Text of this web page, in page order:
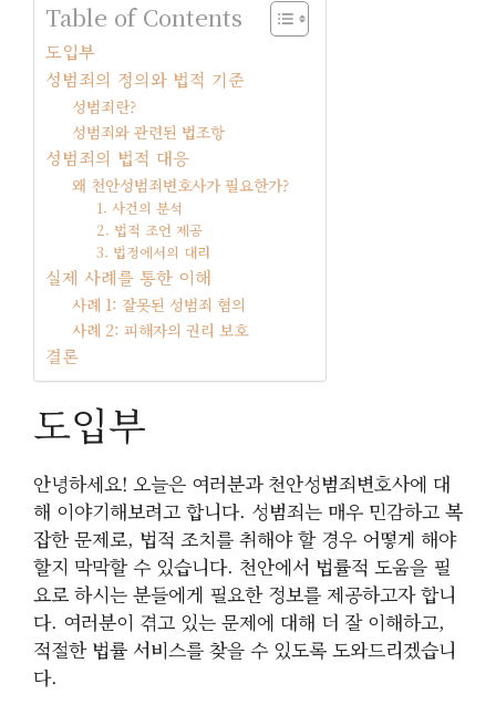
Table of Contents
도입부
성범죄의 정의와 법적 기준
성범죄란?
성범죄와 관련된 법조항
성범죄의 법적 대응
왜 천안성범죄변호사가 필요한가?
1. 사건의 분석
2. 법적 조언 제공
3. 법정에서의 대리
실제 사례를 통한 이해
사례 1: 잘못된 성범죄 혐의
사례 2: 피해자의 권리 보호
결론
도입부
안녕하세요! 오늘은 여러분과 천안성범죄변호사에 대
해 이야기해보려고 합니다. 성범죄는 매우 민감하고 복
잡한 문제로, 법적 조치를 취해야 할 경우 어떻게 해야
할지 막막할 수 있습니다. 천안에서 법률적 도움을 필
요로 하시는 분들에게 필요한 정보를 제공하고자 합니
다. 여러분이 겪고 있는 문제에 대해 더 잘 이해하고,
적절한 법률 서비스를 찾을 수 있도록 도와드리겠습니
다.